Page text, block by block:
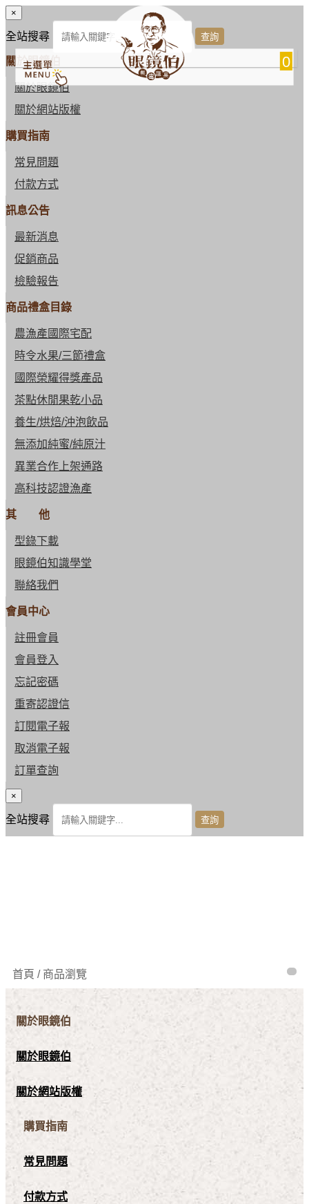
0
×
全站搜尋
關於眼鏡伯
關於眼鏡伯
關於網站版權
購買指南
常見問題
付款方式
訊息公告
最新消息
促銷商品
檢驗報告
商品禮盒目錄
農漁產國際宅配
時令水果/三節禮盒
國際榮耀得獎產品
茶點休閒果乾小品
養生/烘焙/沖泡飲品
無添加純蜜/純原汁
異業合作上架通路
高科技認證漁產
其 他
型錄下載
眼鏡伯知識學堂
聯絡我們
會員中心
註冊會員
會員登入
忘記密碼
重寄認證信
訂閱電子報
取消電子報
訂單查詢
×
全站搜尋
首頁 / 商品瀏覽
關於眼鏡伯
關於眼鏡伯
關於網站版權
購買指南
常見問題
付款方式